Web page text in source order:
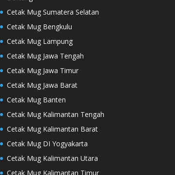
Cetak Mug Sumatera Selatan
Cetak Mug Bengkulu
Cetak Mug Lampung
Cetak Mug Jawa Tengah
Cetak Mug Jawa Timur
Cetak Mug Jawa Barat
Cetak Mug Banten
Cetak Mug Kalimantan Tengah
Cetak Mug Kalimantan Barat
Cetak Mug DI Yogyakarta
Cetak Mug Kalimantan Utara
Cetak Mug Kalimantan Timur